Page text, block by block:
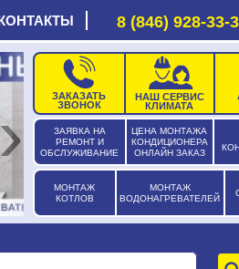
8 (846) 928-33-
ЗАЯВКА НА
РЕМОНТ И
ОБСЛУЖИВАНИЕ
ЦЕНА МОНТАЖА
КОНДИЦИОНЕРА
ОНЛАЙН ЗАКАЗ
МОНТАЖ
КОТЛОВ
МОНТАЖ
ВОДОНАГРЕВАТЕЛЕЙ
ЗАКАЗАТЬ
ЗВОНОК
НАШ СЕРВИС
КЛИМАТА